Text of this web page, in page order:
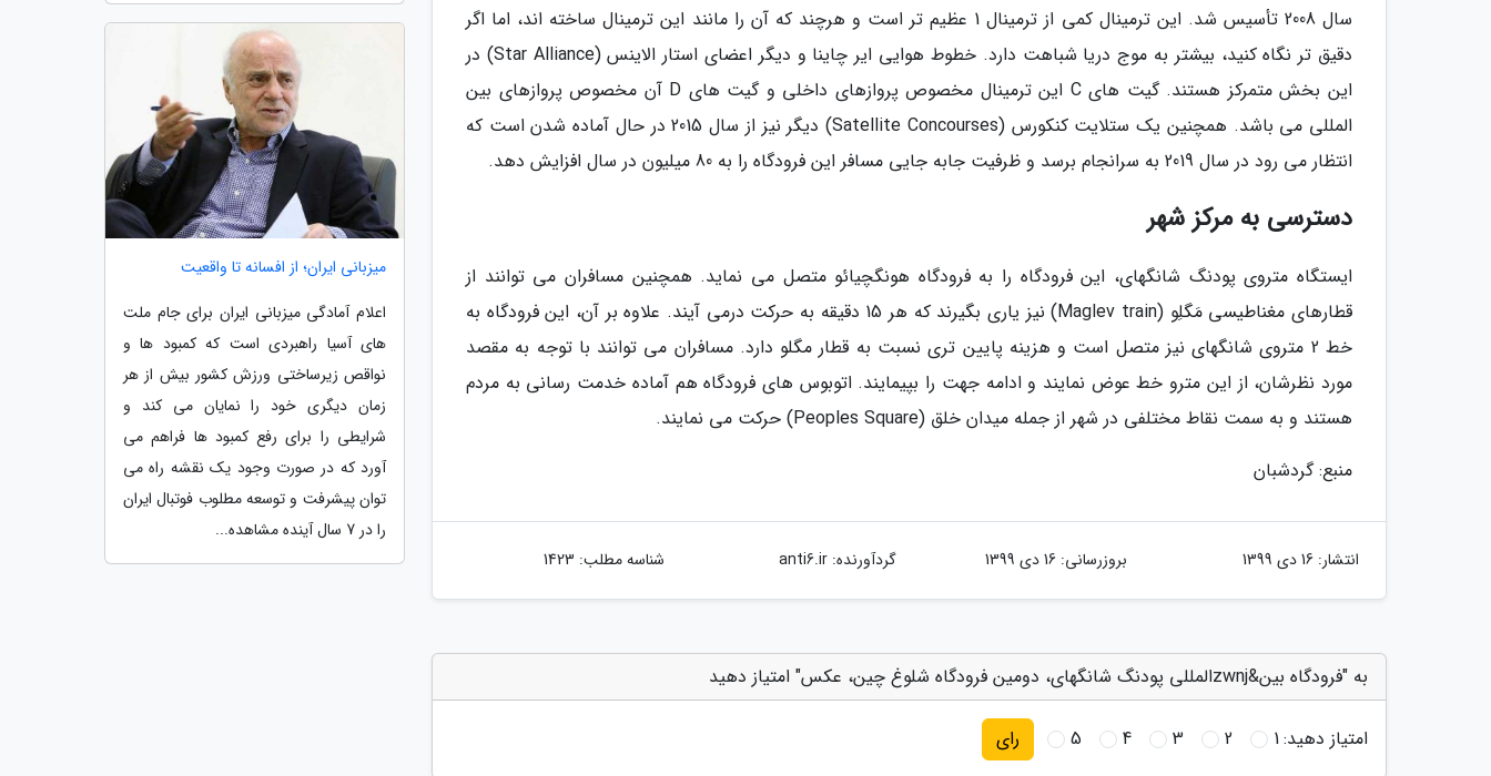
سال 2008 تأسیس شد. این ترمینال کمی از ترمینال 1 عظیم تر است و هرچند که آن را مانند این ترمینال ساخته اند، اما اگر
دقیق تر نگاه کنید، بیشتر به موج دریا شباهت دارد. خطوط هوایی ایر چاینا و دیگر اعضای استار الاینس (Star Alliance) در
این بخش متمرکز هستند. گیت های C این ترمینال مخصوص پروازهای داخلی و گیت های D آن مخصوص پروازهای بین
المللی می باشد. همچنین یک ستلایت کنکورس (Satellite Concourses) دیگر نیز از سال 2015 در حال آماده شدن است که
انتظار می رود در سال 2019 به سرانجام برسد و ظرفیت جابه جایی مسافر این فرودگاه را به 80 میلیون در سال افزایش دهد.
دسترسی به مرکز شهر
ایستگاه متروی پودنگ شانگهای، این فرودگاه را به فرودگاه هونگچیائو متصل می نماید. همچنین مسافران می توانند از
قطارهای مغناطیسی مَگلِو (Maglev train) نیز یاری بگیرند که هر 15 دقیقه به حرکت درمی آیند. علاوه بر آن، این فرودگاه به
خط 2 متروی شانگهای نیز متصل است و هزینه پایین تری نسبت به قطار مگلو دارد. مسافران می توانند با توجه به مقصد
مورد نظرشان، از این مترو خط عوض نمایند و ادامه جهت را بپیمایند. اتوبوس های فرودگاه هم آماده خدمت رسانی به مردم
هستند و به سمت نقاط مختلفی در شهر از جمله میدان خلق (Peoples Square) حرکت می نمایند.
منبع: گردشبان
انتشار: 16 دی 1399 بروزرسانی: 16 دی 1399 گردآورنده:anti6.ir شناسه مطلب: 1423
به "فرودگاه بین&zwnjالمللی پودنگ شانگهای، دومین فرودگاه شلوغ چین، عکس" امتیاز دهید
امتیاز دهید:1
2
3
4
5 رای
میزبانی ایران؛ از افسانه تا واقعیت
اعلام آمادگی میزبانی ایران برای جام ملت
های آسیا راهبردی است که کمبود ها و
نواقص زیرساختی ورزش کشور بیش از هر
زمان دیگری خود را نمایان می کند و
شرایطی را برای رفع کمبود ها فراهم می
آورد که در صورت وجود یک نقشه راه می
توان پیشرفت و توسعه مطلوب فوتبال ایران
را در 7 سال آینده مشاهده...